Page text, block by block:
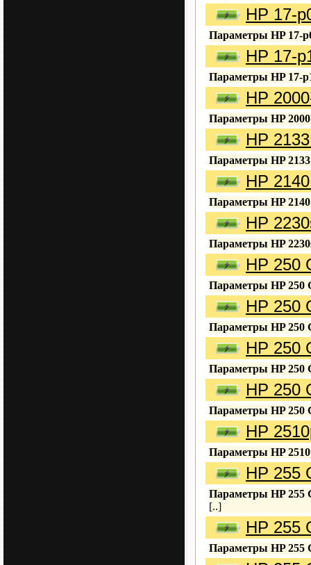
HP 17-
Параметры HP 17-
HP 17-
Параметры HP 17-
HP
Параметры HP
HP
Параметры HP
HP
Параметры HP
HP
Параметры HP
HP 250
Параметры HP 250
HP 250
Параметры HP 250
HP 250
Параметры HP 250
HP 250
Параметры HP 250
HP
Параметры HP
HP 255
Параметры HP 255
[..]
HP 255
Параметры HP 255